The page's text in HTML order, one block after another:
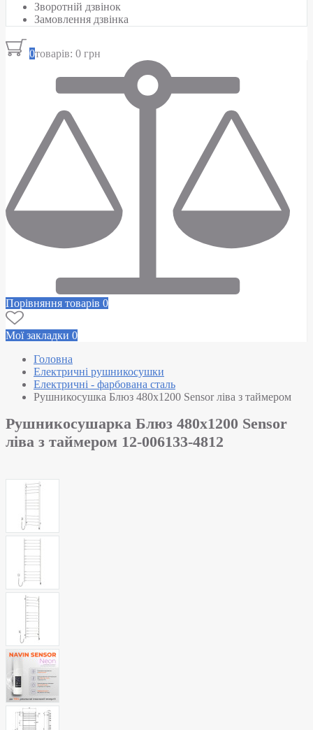
Зворотній дзвінок
Замовлення дзвінка
0товарів: 0 грн
Порівняння товарів 0
Мої закладки 0
Головна
Електричні рушникосушки
Електричні - фарбована сталь
Рушникосушка Блюз 480х1200 Sensor ліва з таймером
Рушникосушарка Блюз 480х1200 Sensor
ліва з таймером 12-006133-4812